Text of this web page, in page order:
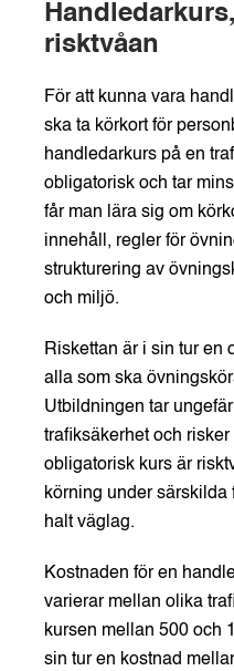
risktvåan
För att kunna vara
ska ta körkort för
handledarkurs på en
obligatorisk och tar
får man lära sig om
innehåll, regler för
strukturering av
och miljö.
Riskettan är i sin tur en
alla som ska
Utbildningen tar
trafiksäkerhet och
obligatorisk kurs är
körning under
halt väglag.
Kostnaden för en
varierar mellan olika
kursen mellan 500 och
sin tur en kostnad